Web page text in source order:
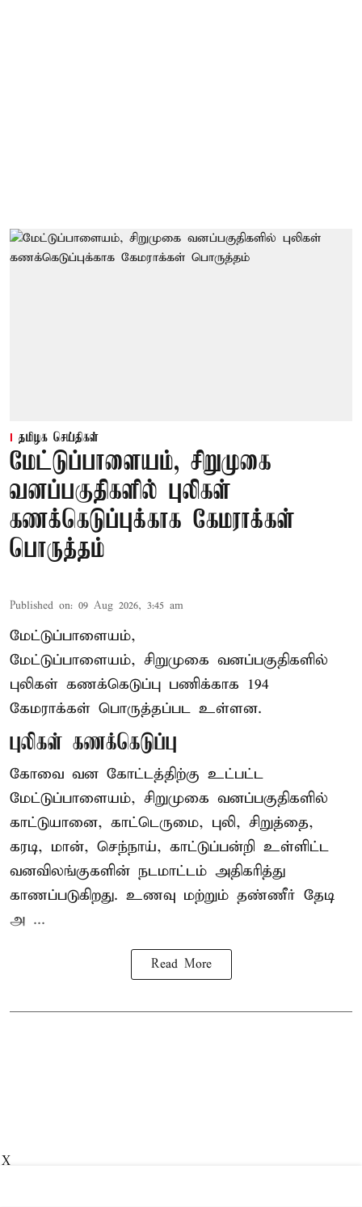
தமிழக செய்திகள்
மேட்டுப்பாளையம், சிறுமுகை
வனப்பகுதிகளில் புலிகள்
கணக்கெடுப்புக்காக கேமராக்கள்
பொருத்தம்
Published on: 09 Aug 2026, 3:45 am
மேட்டுப்பாளையம்,
மேட்டுப்பாளையம், சிறுமுகை வனப்பகுதிகளில்
புலிகள் கணக்கெடுப்பு பணிக்காக 194
கேமராக்கள் பொருத்தப்பட உள்ளன.
புலிகள் கணக்கெடுப்பு
கோவை வன கோட்டத்திற்கு உட்பட்ட
மேட்டுப்பாளையம், சிறுமுகை வனப்பகுதிகளில்
காட்டுயானை, காட்டெருமை, புலி, சிறுத்தை,
கரடி, மான், செந்நாய், காட்டுப்பன்றி உள்ளிட்ட
வனவிலங்குகளின் நடமாட்டம் அதிகரித்து
காணப்படுகிறது. உணவு மற்றும் தண்ணீர் தேடி
அ ...
Read More
X